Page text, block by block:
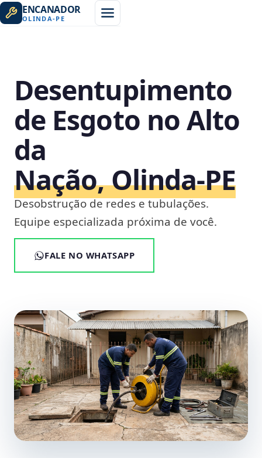
ENCANADOR
OLINDA-PE
Desentupimento
de Esgoto no Alto
da
Nação, Olinda‑PE
Desobstrução de redes e tubulações.
Equipe especializada próxima de você.
FALE NO WHATSAPP